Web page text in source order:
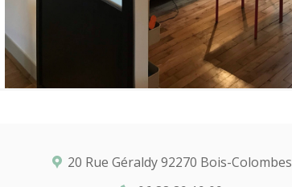
20 Rue Géraldy 92270 Bois-Colombes